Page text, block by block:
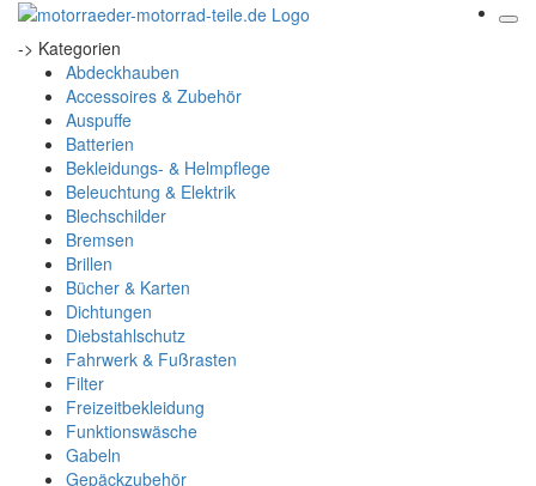
-> Kategorien
Abdeckhauben
Accessoires & Zubehör
Auspuffe
Batterien
Bekleidungs- & Helmpflege
Beleuchtung & Elektrik
Blechschilder
Bremsen
Brillen
Bücher & Karten
Dichtungen
Diebstahlschutz
Fahrwerk & Fußrasten
Filter
Freizeitbekleidung
Funktionswäsche
Gabeln
Gepäckzubehör